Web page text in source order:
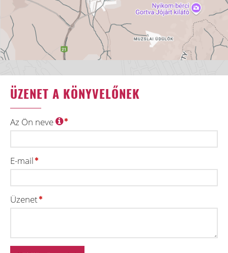
ÜZENET A KÖNYVELŐNEK
Az Ön neve
E-mail
Üzenet